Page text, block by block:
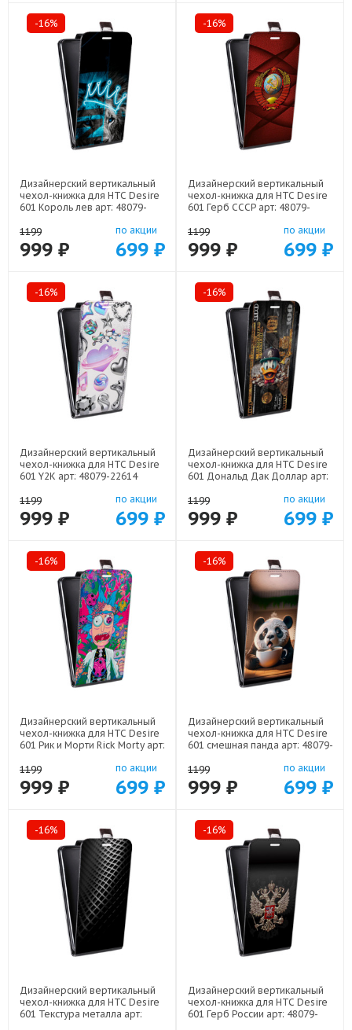
-16%
Дизайнерский вертикальный
чехол-книжка для HTC Desire
601 Король лев арт: 48079-
1199
999 ₽
по акции
699 ₽
-16%
Дизайнерский вертикальный
чехол-книжка для HTC Desire
601 Герб СССР арт: 48079-
1199
999 ₽
по акции
699 ₽
-16%
Дизайнерский вертикальный
чехол-книжка для HTC Desire
601 Y2K арт: 48079-22614
1199
999 ₽
по акции
699 ₽
-16%
Дизайнерский вертикальный
чехол-книжка для HTC Desire
601 Дональд Дак Доллар арт:
1199
999 ₽
по акции
699 ₽
-16%
Дизайнерский вертикальный
чехол-книжка для HTC Desire
601 Рик и Морти Rick Morty арт:
1199
999 ₽
по акции
699 ₽
-16%
Дизайнерский вертикальный
чехол-книжка для HTC Desire
601 смешная панда арт: 48079-
1199
999 ₽
по акции
699 ₽
-16%
Дизайнерский вертикальный
чехол-книжка для HTC Desire
601 Текстура металла арт:
-16%
Дизайнерский вертикальный
чехол-книжка для HTC Desire
601 Герб России арт: 48079-